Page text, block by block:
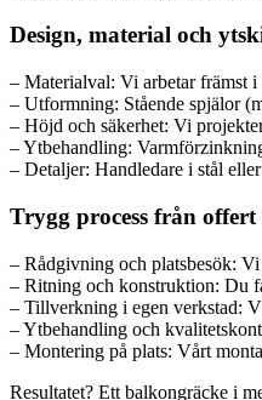
Design, material och
– Materialval: Vi arbetar främst
– Utformning: Stående spjälor
– Höjd och säkerhet: Vi
– Ytbehandling:
– Detaljer: Handledare i stål
Trygg process från
– Rådgivning och platsbesök:
– Ritning och konstruktion: Du
– Tillverkning i egen verkstad:
– Ytbehandling och
– Montering på plats: Vårt
Resultatet? Ett balkongräcke i